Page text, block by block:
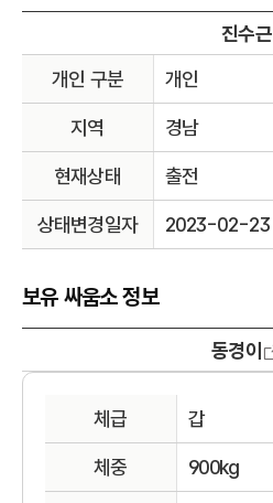
진수근
개인 구분
개인
지역 경남
현재상태 출전
상태변경일자 2023-02-23
보유 싸움소 정보
동경이
체급 갑
체중 900kg